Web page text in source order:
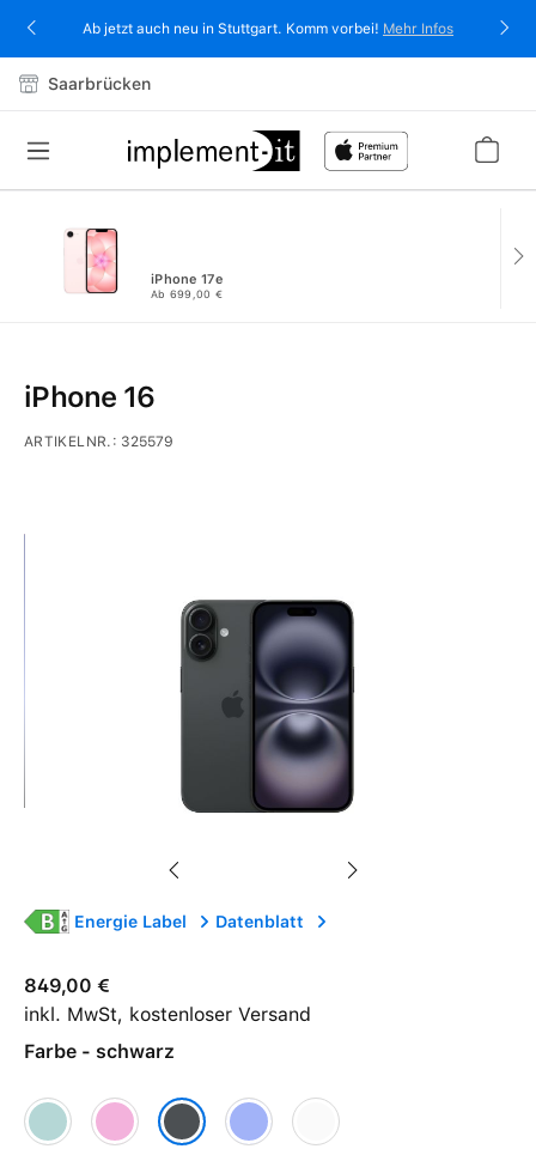
springenAb jetzt auch neu in Stuttgart. Komm vorbei! Mehr Infos
Saarbrücken
iPhone 17e
Ab 699,00 €
iPhone 16
ARTIKELNR.: 325579
Energie Label Datenblatt
849,00 €
inkl. MwSt, kostenloser Versand
Farbe - schwarz